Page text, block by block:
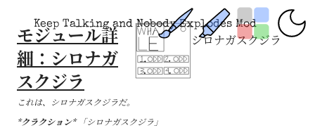
Keep Talking and Nobody Explodes Mod
シロナガスクジラ
モジュール詳
細：シロナガ
スクジラ
これは、シロナガスクジラだ。
*クラクション*「シロナガスクジラ」